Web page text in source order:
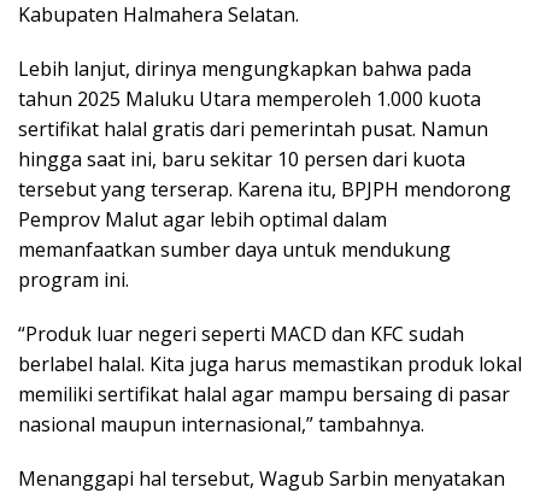
Kabupaten Halmahera Selatan.
Lebih lanjut, dirinya mengungkapkan bahwa pada
tahun 2025 Maluku Utara memperoleh 1.000 kuota
sertifikat halal gratis dari pemerintah pusat. Namun
hingga saat ini, baru sekitar 10 persen dari kuota
tersebut yang terserap. Karena itu, BPJPH mendorong
Pemprov Malut agar lebih optimal dalam
memanfaatkan sumber daya untuk mendukung
program ini.
“Produk luar negeri seperti MACD dan KFC sudah
berlabel halal. Kita juga harus memastikan produk lokal
memiliki sertifikat halal agar mampu bersaing di pasar
nasional maupun internasional,” tambahnya.
Menanggapi hal tersebut, Wagub Sarbin menyatakan